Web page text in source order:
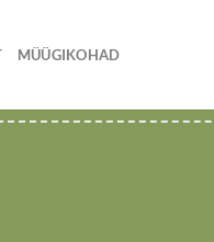
MÜÜGIKOHAD